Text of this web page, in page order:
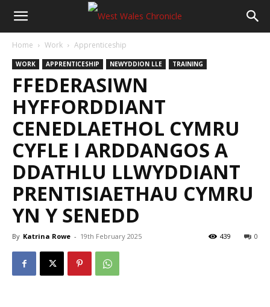
Home Work Apprenticeship
WORK APPRENTICESHIP NEWYDDION LLE TRAINING
FFEDERASIWN
HYFFORDDIANT
CENEDLAETHOL CYMRU
CYFLE I ARDDANGOS A
DDATHLU LLWYDDIANT
PRENTISIAETHAU CYMRU
YN Y SENEDD
By Katrina Rowe - 19th February 2025 0
439